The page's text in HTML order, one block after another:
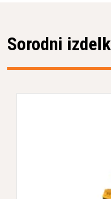
Sorodni